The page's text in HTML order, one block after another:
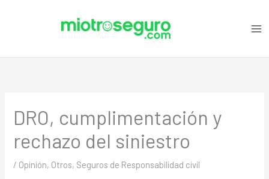
DRO, cumplimentación y
rechazo del siniestro
/ Opinión, Otros, Seguros de Responsabilidad civil
e
r
a
s